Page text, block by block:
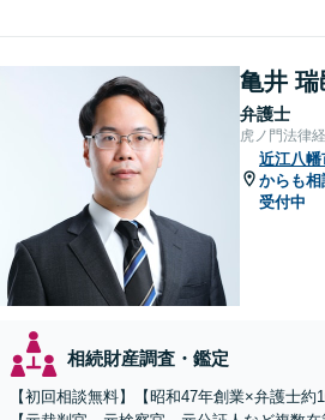
亀井 瑞
弁護士
虎ノ門法律
近江八幡
からも相
受付中
相続財産調査・鑑定
【初回相談無料】【昭和47年創業×弁護士約